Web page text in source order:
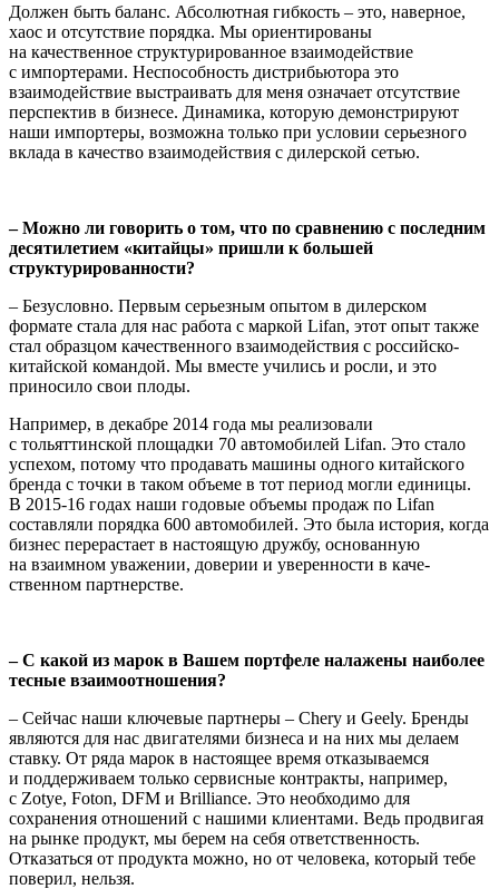
Должен быть баланс. Абсолютная гибкость – это, наверное,
хаос и отсутствие порядка. Мы ориентированы
на качественное струк­турированное взаимодействие
с импортерами. Неспособность дистрибьютора это
взаимодействие выстраивать для меня означает отсутствие
перспектив в бизнесе. Динамика, которую демон­стрируют
наши импортеры, возможна только при условии серьез­ного
вклада в качество взаимодействия с дилерской сетью.
– Можно ли говорить о том, что по сравнению с последним
десятилетием «китайцы» пришли к большей
структурирован­ности?
– Безусловно. Первым серьезным опытом в дилерском
формате стала для нас работа с маркой Lifan, этот опыт также
стал образцом качественного взаимодействия с российско-
китайской командой. Мы вместе учились и росли, и это
приносило свои плоды.
Например, в декабре 2014 года мы реализовали
с тольяттинской площадки 70 автомобилей Lifan. Это стало
успехом, потому что продавать машины одного китайского
бренда с точки в таком объеме в тот период могли единицы.
В 2015-16 годах наши годовые объемы продаж по Lifan
составляли порядка 600 автомобилей. Это была история, когда
бизнес перерастает в настоящую дружбу, осно­ванную
на взаимном уважении, доверии и уверенности в каче­
ственном партнерстве.
– С какой из марок в Вашем портфеле налажены наиболее
тесные взаимоотношения?
– Сейчас наши ключевые партнеры – Chery и Geely. Бренды
являются для нас двигателями бизнеса и на них мы делаем
ставку. От ряда марок в настоящее время отказываемся
и поддерживаем только сервисные контракты, например,
с Zotye, Foton, DFM и Brilliance. Это необходимо для
сохранения отношений с нашими клиентами. Ведь продвигая
на рынке продукт, мы берем на себя ответственность.
Отказаться от продукта можно, но от человека, который тебе
поверил, нельзя.